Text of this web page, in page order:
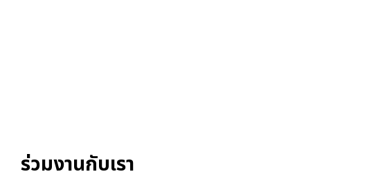
ร่วมงานกับเรา